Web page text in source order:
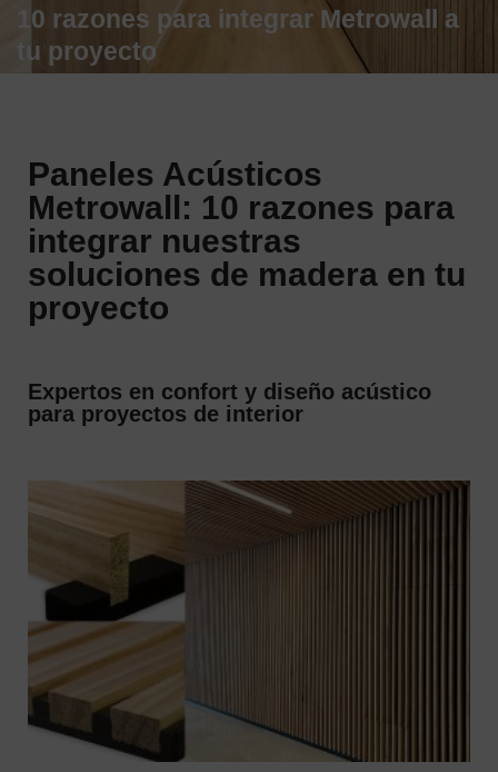
10 razones para integrar Metrowall a
tu proyecto
Paneles Acústicos
Metrowall: 10 razones para
integrar nuestras
soluciones de madera en tu
proyecto
Expertos en confort y diseño acústico
para proyectos de interior